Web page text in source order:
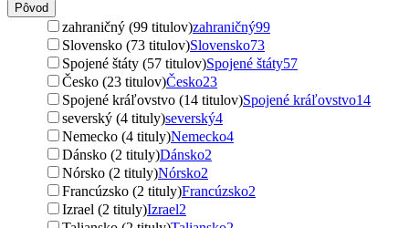
Pôvod
zahraničný (99 titulov)zahraničný99
Slovensko (73 titulov)Slovensko73
Spojené štáty (57 titulov)Spojené štáty57
Česko (23 titulov)Česko23
Spojené kráľovstvo (14 titulov)Spojené kráľovstvo14
severský (4 tituly)severský4
Nemecko (4 tituly)Nemecko4
Dánsko (2 tituly)Dánsko2
Nórsko (2 tituly)Nórsko2
Francúzsko (2 tituly)Francúzsko2
Izrael (2 tituly)Izrael2